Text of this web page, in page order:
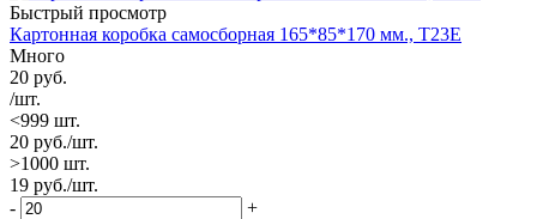
Быстрый просмотр
Картонная коробка самосборная 165*85*170 мм., Т23Е
Много
20 руб.
/шт.
<999 шт.
20 руб./шт.
>1000 шт.
19 руб./шт.
-
+